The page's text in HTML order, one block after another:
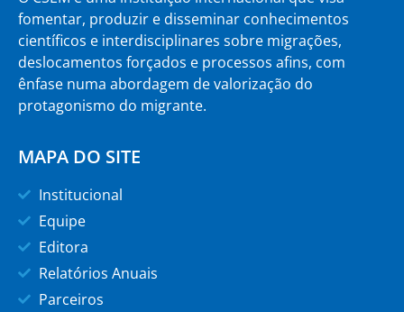
fomentar, produzir e disseminar conhecimentos
científicos e interdisciplinares sobre migrações,
deslocamentos forçados e processos afins, com
ênfase numa abordagem de valorização do
protagonismo do migrante.
MAPA DO SITE
Institucional
Equipe
Editora
Relatórios Anuais
Parceiros